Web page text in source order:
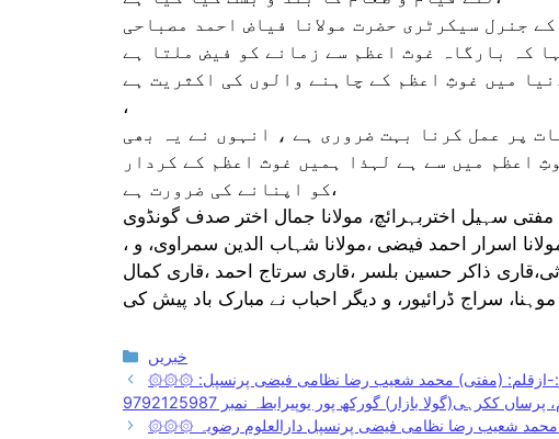
جنرل سیکرٹری حضرت مولانا فیاض احمد مصباحی
کہ بارگاہ غوث اعظم سے زمانے کو فیض ملتا ہے
میں غوثِ اعظم کے چاہنے والوں کی اکثریت ہے
،
پر عمل کرنا بہت ضروری ہے ، انہوں نے یہ بھی
اعظم میں سے ہے لہذا ہمیں غوث اعظم کے کردار
کو اپنانے کی ضرورت ہے،
، مولانا آفاق رانی پور،مولانا قمر انجم فیضی ،مولانا اسرار احمد فیضی ،مولانا شہاب الدین سمراوی، و
ذاکر حسین بلسر ،قاری سرتاج احمد ،قاری کمال
Categories
خبریں
۞۞۞ درس حدیث ۞۞۞حدیث نمبر:4 اسلام ہی مدار نجات ہے:-ازقلم: (مفتی) محمد شعیب رضا نظامی فیضی پرنسپل:
ککرہی(گولا بازار) گورکھ پور یوپیرابطہ نمبر 9792125987
۞۞۞ درس قرآن ۞۞۞ قسط نمبر 5 ازقلم: (مفتی) محمد شعیب رضا نظامی فیضی پرنسپل دارالعلوم رضویہ